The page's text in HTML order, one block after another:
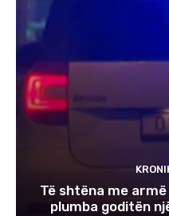
Të shtëna me
plumba goditën